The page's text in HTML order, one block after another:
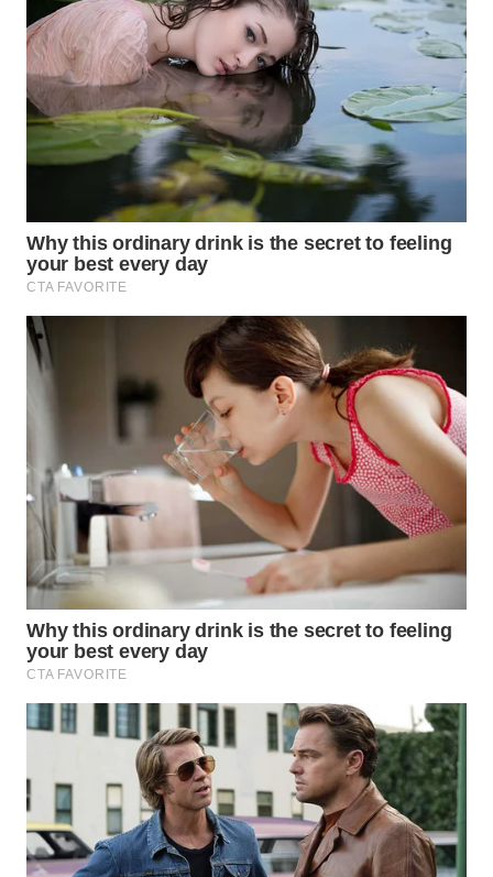
WN
PRIANGAN
TIMUR
WN
SEMARANG
SOLO
WN
BOROBUDUR
SURABAYA
WN
NATUNA
WN
BINTAN
WN
MANDALIKA
WN
LIKUPANG
WN